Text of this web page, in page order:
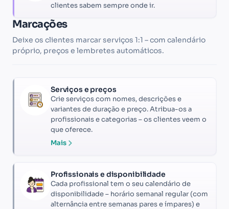
clientes sabem sempre onde ir.
Marcações
Deixe os clientes marcar serviços 1:1 – com calendário
próprio, preços e lembretes automáticos.
Serviços e preços
Crie serviços com nomes, descrições e
variantes de duração e preço. Atribua-os a
profissionais e categorias – os clientes veem o
que oferece.
Mais
Profissionais e disponibilidade
Cada profissional tem o seu calendário de
disponibilidade – horário semanal regular (com
alternância entre semanas pares e ímpares) e